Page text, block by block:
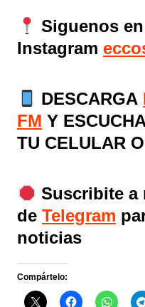
Siguenos en
Instagram
DESCARGA
FM Y
TU CELULAR
Suscribite a
de Telegram
noticias
Compártelo: